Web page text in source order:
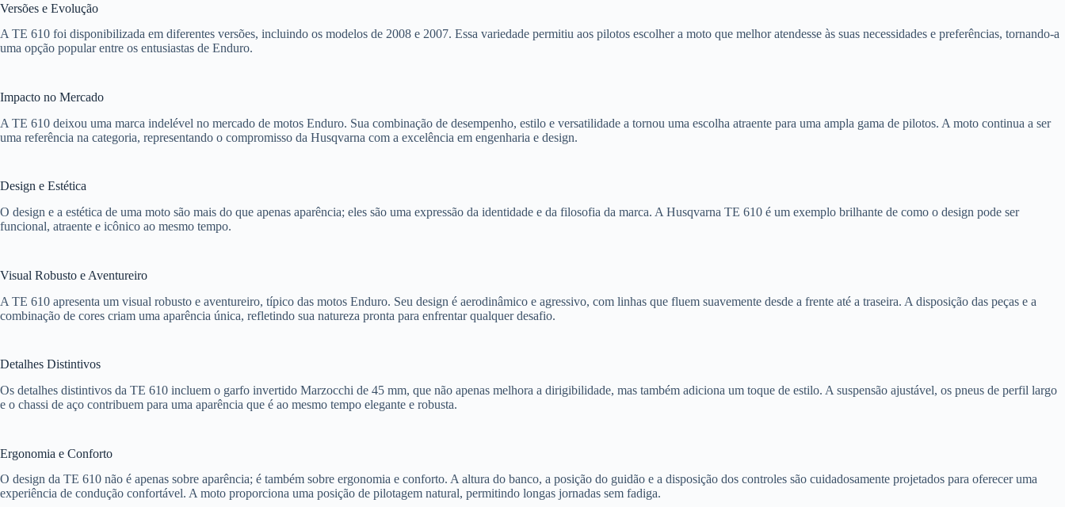
Versões e Evolução
A TE 610 foi disponibilizada em diferentes versões, incluindo os modelos de 2008 e 2007. Essa variedade permitiu aos pilotos escolher a moto que melhor atendesse às suas necessidades e preferências, tornando-a
uma opção popular entre os entusiastas de Enduro.
Impacto no Mercado
A TE 610 deixou uma marca indelével no mercado de motos Enduro. Sua combinação de desempenho, estilo e versatilidade a tornou uma escolha atraente para uma ampla gama de pilotos. A moto continua a ser
uma referência na categoria, representando o compromisso da Husqvarna com a excelência em engenharia e design.
Design e Estética
O design e a estética de uma moto são mais do que apenas aparência; eles são uma expressão da identidade e da filosofia da marca. A Husqvarna TE 610 é um exemplo brilhante de como o design pode ser
funcional, atraente e icônico ao mesmo tempo.
Visual Robusto e Aventureiro
A TE 610 apresenta um visual robusto e aventureiro, típico das motos Enduro. Seu design é aerodinâmico e agressivo, com linhas que fluem suavemente desde a frente até a traseira. A disposição das peças e a
combinação de cores criam uma aparência única, refletindo sua natureza pronta para enfrentar qualquer desafio.
Detalhes Distintivos
Os detalhes distintivos da TE 610 incluem o garfo invertido Marzocchi de 45 mm, que não apenas melhora a dirigibilidade, mas também adiciona um toque de estilo. A suspensão ajustável, os pneus de perfil largo
e o chassi de aço contribuem para uma aparência que é ao mesmo tempo elegante e robusta.
Ergonomia e Conforto
O design da TE 610 não é apenas sobre aparência; é também sobre ergonomia e conforto. A altura do banco, a posição do guidão e a disposição dos controles são cuidadosamente projetados para oferecer uma
experiência de condução confortável. A moto proporciona uma posição de pilotagem natural, permitindo longas jornadas sem fadiga.